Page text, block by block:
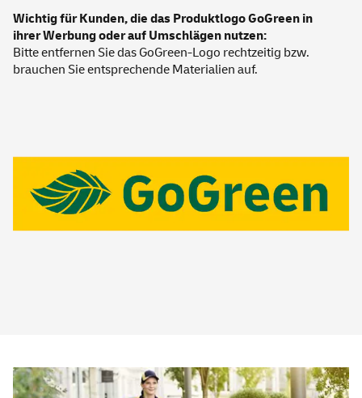
Wichtig für Kunden, die das Produktlogo GoGreen in
ihrer Werbung oder auf Umschlägen nutzen:
Bitte entfernen Sie das GoGreen-Logo rechtzeitig bzw.
brauchen Sie entsprechende Materialien auf.
Weitere Themen